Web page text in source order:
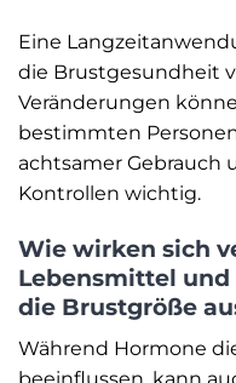
Eine
die Brustgesundheit
Veränderungen
bestimmten
achtsamer Gebrauch
Kontrollen wichtig.
Wie wirken sich
Lebensmittel
die Brustgröße
Während Hormone